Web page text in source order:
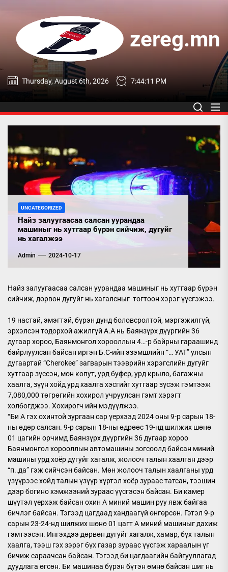
content
zereg.mn
zereg.mn
Thursday, August 6th, 2026 7:44:12 PM
UNCATEGORIZED
Найз залуугаасаа салсан уурандаа
машиныг нь хутгаар бүрэн сийчиж, дугуйг
нь хагалжээ
Admin 2024-10-17
Найз залуугаасаа салсан уурандаа машиныг нь хутгаар бүрэн
сийчиж, дөрвөн дугуйг нь хагалсныг тогтоон хэрэг үүсгэжээ.
19 настай, эмэгтэй, бүрэн дунд боловсролтой, мэргэжилгүй,
эрхэлсэн тодорхой ажилгүй А.А нь Баянзүрх дүүргийн 36
дугаар хороо, Баянмонгол хорооллын 4…-р байрны гараашинд
байрлуулсан байсан иргэн Б.С-ийн эзэмшлийн “… УАТ” улсын
дугаартай “Cherokee” загварын тээврийн хэрэгслийн дугуйг
хутгаар зүссэн, мөн копут, урд буфер, урд крыло, багажны
хаалга, зүүн хойд урд хаалга хэсгийг хутгаар зүсэж гэмтээж
7,080,000 төгрөгийн хохирол учруулсан гэмт хэрэгт
холбогджээ. Хохирогч ийн мэдүүлжээ.
“Би А гэх охинтой зургаан сар үерхээд 2024 оны 9-р сарын 18-
ны өдөр салсан. 9-р сарын 18-ны өдрөөс 19-нд шилжих шөнө
01 цагийн орчимд Баянзүрх дүүргийн 36 дугаар хороо
Баянмонгол хорооллын автомашины зогсоолд байсан миний
машины урд хоёр дугуйг хагалж, жолооч талын хаалган дээр
“п..да” гэж сийчсэн байсан. Мөн жолооч талын хаалганы урд
үзүүрээс хойд талын үзүүр хүртэл хоёр зураас татсан, тээшин
дээр богино хэмжээний зураас үүсгэсэн байсан. Би камер
шүүтэл үерхэж байсан охин А миний машин руу явж байгаа
бичлэг байсан. Тэгээд цагдаад хандаагүй өнгөрсөн. Гэтэл 9-р
сарын 23-24-нд шилжих шөнө 01 цагт А миний машиныг дахиж
гэмтээсэн. Ингэхдээ дөрвөн дугуйг хагалж, хамар, бүх талын
хаалга, тээш гэх зэрэг бүх газар зураас үүсгэж хараалын үг
бичиж сараачсан байсан. Тэгээд би цагдаагийн байгууллагад
дуудлага өгсөн. Би машинаа бүрэн бүтэн өмнө байсан шиг нь